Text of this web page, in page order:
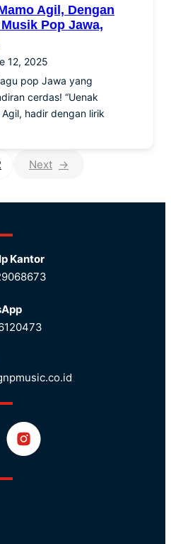
Agil, Dengan
Pop Jawa,
12, 2025
pop Jawa yang
cerdas! “Uenak
Agil, hadir dengan lirik
→
Kantor